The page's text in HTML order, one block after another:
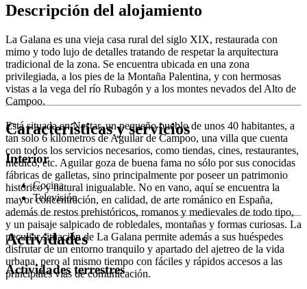
Descripción del alojamiento
La Galana es una vieja casa rural del siglo XIX, restaurada con
mimo y todo lujo de detalles tratando de respetar la arquitectura
tradicional de la zona. Se encuentra ubicada en una zona
privilegiada, a los pies de la Montaña Palentina, y con hermosas
vistas a la vega del río Rubagón y a los montes nevados del Alto de
Campoo.
Está situada en Nestar, un pequeño pueblo de unos 40 habitantes, a
tan solo 6 kilómetros de Aguilar de Campoo, una villa que cuenta
con todos los servicios necesarios, como tiendas, cines, restaurantes,
médico, etc. Aguilar goza de buena fama no sólo por sus conocidas
fábricas de galletas, sino principalmente por poseer un patrimonio
histórico y natural inigualable. No en vano, aquí se encuentra la
mayor concentración, en calidad, de arte románico en España,
además de restos prehistóricos, romanos y medievales de todo tipo,
y un paisaje salpicado de robledales, montañas y formas curiosas. La
peculiar situación de La Galana permite además a sus huéspedes
disfrutar de un entorno tranquilo y apartado del ajetreo de la vida
urbana, pero al mismo tiempo con fáciles y rápidos accesos a las
principales vías de comunicación.
Características y servicios
Interior
Cocina
Televisión
Actividades
Actividades terrestres